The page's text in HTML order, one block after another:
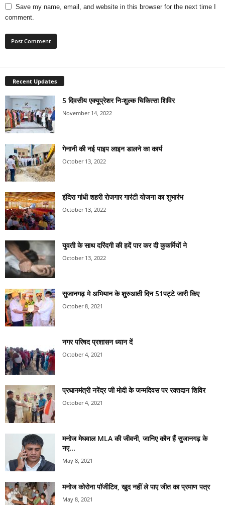
Save my name, email, and website in this browser for the next time I
comment.
Recent Updates
5 दिवसीय एक्यूप्रेशर निःशुल्क चिकित्सा शिविर
November 14, 2022
गेनानी की नई पाइप लाइन डालने का कार्य
October 13, 2022
इंदिरा गांधी शहरी रोजगार गारंटी योजना का शुभारंभ
October 13, 2022
युवती के साथ दरिंदगी की हदें पार कर दी कुकर्मियों ने
October 13, 2022
सुजानगढ़ मे अभियान के शुरुआती दिन 51पट्टे जारी किए
October 8, 2021
नगर परिषद प्रशासन ध्यान दें
October 4, 2021
प्रधानमंत्री नरेंद्र जी मोदी के जन्मदिवस पर रक्तदान शिविर
October 4, 2021
मनोज मेघवाल MLA की जीवनी, जानिए कौन हैं सुजानगढ़ के
नए...
May 8, 2021
मनोज कोरोना पॉजीटिव, खुद नहीं ले पाए जीत का प्रमाण पत्र
May 8, 2021